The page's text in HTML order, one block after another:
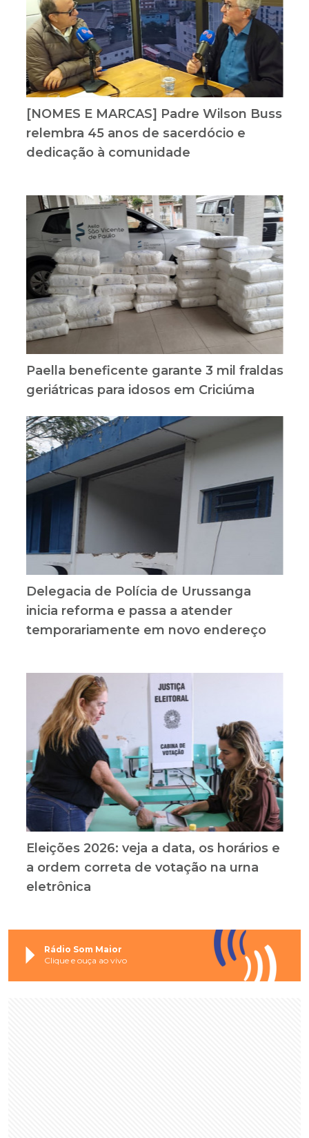
[NOMES E MARCAS] Padre Wilson Buss
relembra 45 anos de sacerdócio e
dedicação à comunidade
Paella beneficente garante 3 mil fraldas
geriátricas para idosos em Criciúma
Delegacia de Polícia de Urussanga
inicia reforma e passa a atender
temporariamente em novo endereço
Eleições 2026: veja a data, os horários e
a ordem correta de votação na urna
eletrônica
Rádio Som Maior
Clique e ouça ao vivo